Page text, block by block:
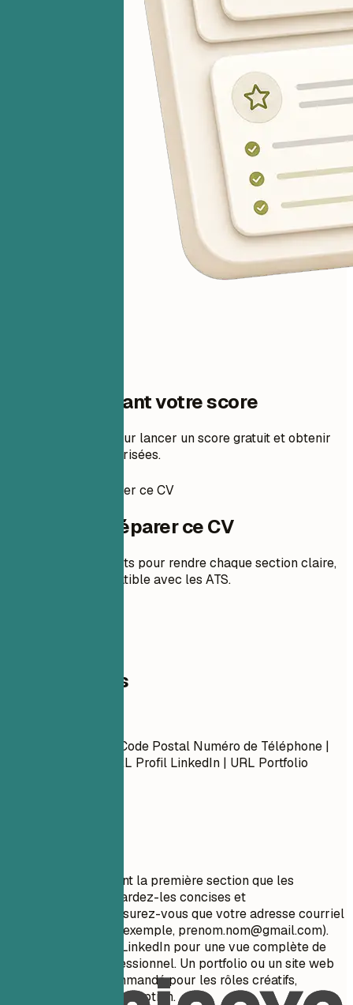
Une étape avant votre score
Ajoutez votre CV pour lancer un score gratuit et obtenir
des corrections priorisées.
Comment préparer ce CV
Comment préparer ce CV
Des conseils concrets pour rendre chaque section claire,
pertinente et compatible avec les ATS.
Coordonnées
Prénom Nom Ville, Code Postal Numéro de Téléphone |
Adresse Courriel URL Profil LinkedIn | URL Portfolio
Vos coordonnées sont la première section que les
recruteurs voient. Gardez-les concises et
professionnelles. Assurez-vous que votre adresse courriel
est appropriée (par exemple, prenom.nom@gmail.com).
Incluez votre profil LinkedIn pour une vue complète de
votre parcours professionnel. Un portfolio ou un site web
personnel est recommandé pour les rôles créatifs,
techniques ou de conception.